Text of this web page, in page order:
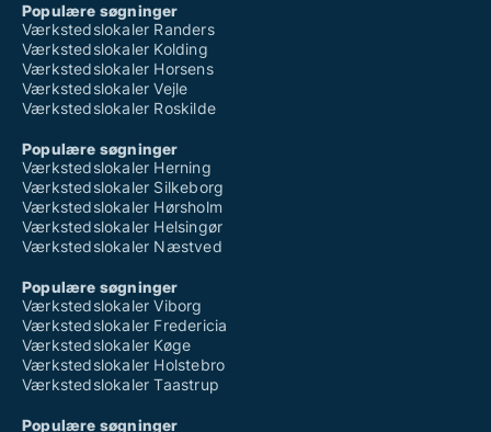
Populære søgninger
Værkstedslokaler Randers
Værkstedslokaler Kolding
Værkstedslokaler Horsens
Værkstedslokaler Vejle
Værkstedslokaler Roskilde
Populære søgninger
Værkstedslokaler Herning
Værkstedslokaler Silkeborg
Værkstedslokaler Hørsholm
Værkstedslokaler Helsingør
Værkstedslokaler Næstved
Populære søgninger
Værkstedslokaler Viborg
Værkstedslokaler Fredericia
Værkstedslokaler Køge
Værkstedslokaler Holstebro
Værkstedslokaler Taastrup
Populære søgninger